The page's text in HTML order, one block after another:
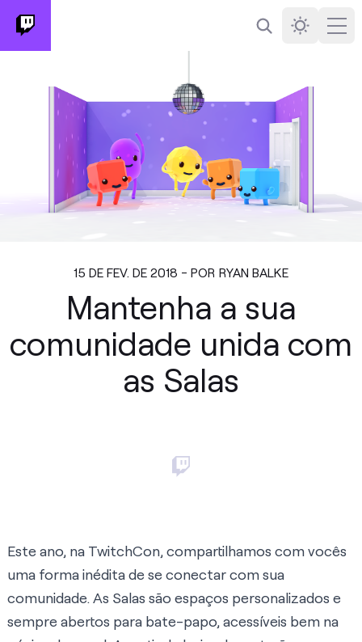
Busca
Darkmode
15 DE FEV. DE 2018 - POR RYAN BALKE
Mantenha a sua
comunidade unida com
as Salas
Este ano, na TwitchCon, compartilhamos com vocês
uma forma inédita de se conectar com sua
comunidade. As Salas são espaços personalizados e
sempre abertos para bate-papo, acessíveis bem na